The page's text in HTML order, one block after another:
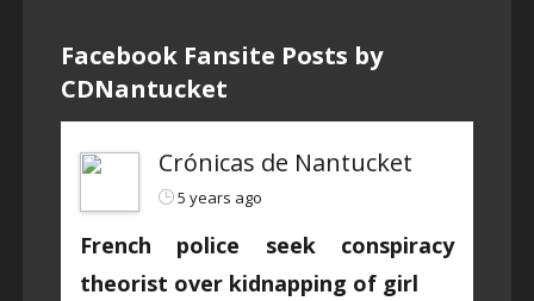
Facebook Fansite Posts by
‎CDNantucket
Crónicas de Nantucket
5 years ago
French police seek conspiracy
theorist over kidnapping of girl